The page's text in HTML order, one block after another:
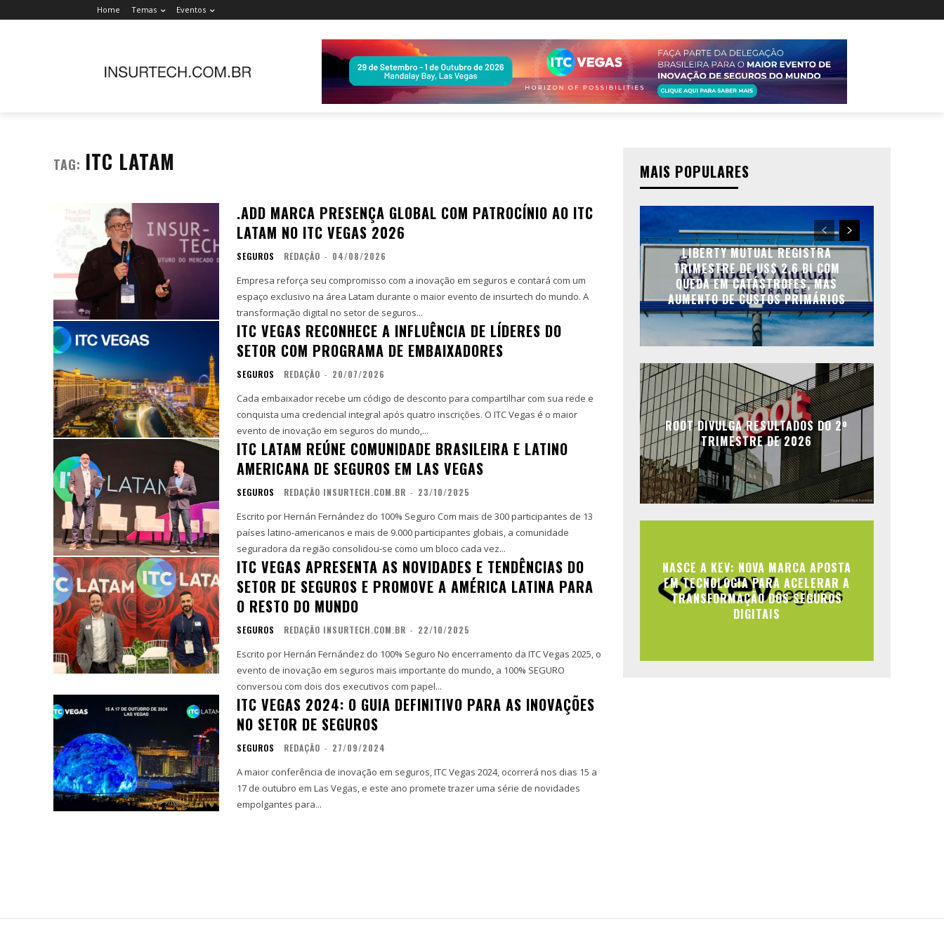
Home Temas Eventos
TAG: ITC LATAM
.ADD MARCA PRESENÇA GLOBAL COM PATROCÍNIO AO ITC
LATAM NO ITC VEGAS 2026
SEGUROS REDAÇÃO - 04/08/2026
Empresa reforça seu compromisso com a inovação em seguros e contará com um
espaço exclusivo na área Latam durante o maior evento de insurtech do mundo. A
transformação digital no setor de seguros...
ITC VEGAS RECONHECE A INFLUÊNCIA DE LÍDERES DO
SETOR COM PROGRAMA DE EMBAIXADORES
SEGUROS REDAÇÃO - 20/07/2026
Cada embaixador recebe um código de desconto para compartilhar com sua rede e
conquista uma credencial integral após quatro inscrições. O ITC Vegas é o maior
evento de inovação em seguros do mundo,...
ITC LATAM REÚNE COMUNIDADE BRASILEIRA E LATINO
AMERICANA DE SEGUROS EM LAS VEGAS
SEGUROS REDAÇÃO INSURTECH.COM.BR - 23/10/2025
Escrito por Hernán Fernández do 100% Seguro Com mais de 300 participantes de 13
países latino-americanos e mais de 9.000 participantes globais, a comunidade
seguradora da região consolidou-se como um bloco cada vez...
ITC VEGAS APRESENTA AS NOVIDADES E TENDÊNCIAS DO
SETOR DE SEGUROS E PROMOVE A AMÉRICA LATINA PARA
O RESTO DO MUNDO
SEGUROS REDAÇÃO INSURTECH.COM.BR - 22/10/2025
Escrito por Hernán Fernández do 100% Seguro No encerramento da ITC Vegas 2025, o
evento de inovação em seguros mais importante do mundo, a 100% SEGURO
conversou com dois dos executivos com papel...
ITC VEGAS 2024: O GUIA DEFINITIVO PARA AS INOVAÇÕES
NO SETOR DE SEGUROS
SEGUROS REDAÇÃO - 27/09/2024
A maior conferência de inovação em seguros, ITC Vegas 2024, ocorrerá nos dias 15 a
17 de outubro em Las Vegas, e este ano promete trazer uma série de novidades
empolgantes para...
MAIS POPULARES
LIBERTY MUTUAL REGISTRA
TRIMESTRE DE US$ 2,6 BI COM
QUEDA EM CATÁSTROFES, MAS
AUMENTO DE CUSTOS PRIMÁRIOS
ROOT DIVULGA RESULTADOS DO 2º
TRIMESTRE DE 2026
NASCE A KEV: NOVA MARCA APOSTA
EM TECNOLOGIA PARA ACELERAR A
TRANSFORMAÇÃO DOS SEGUROS
DIGITAIS